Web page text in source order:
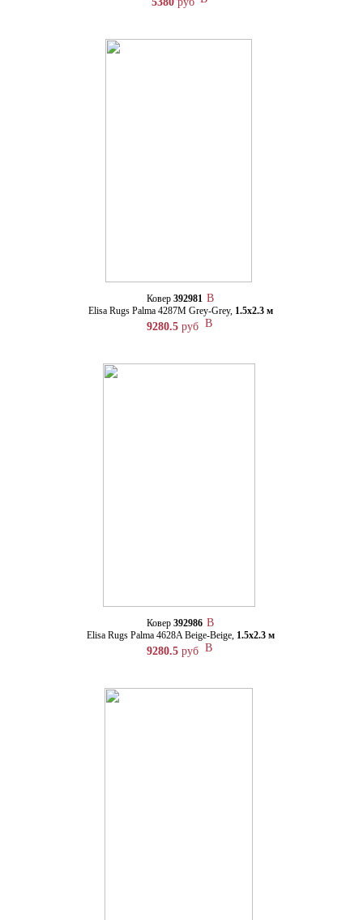
Ковер 392981
Elisa Rugs Palma 4287M Grey-Grey, 1.5х2.3 м
9280.5 руб
Ковер 392986
Elisa Rugs Palma 4628A Beige-Beige, 1.5х2.3 м
9280.5 руб